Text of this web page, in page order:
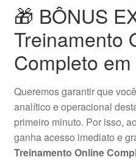
🎁 BÔNUS
Treinamento
Completo
Queremos garantir que
analítico e operacional
primeiro minuto. Por isso,
ganha acesso imediato e
Treinamento Online